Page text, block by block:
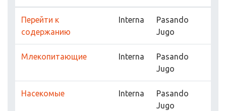
Перейти к
содержанию
Interna
Pasando
Jugo
Млекопитающие Interna
Pasando
Jugo
Насекомые Interna
Pasando
Jugo